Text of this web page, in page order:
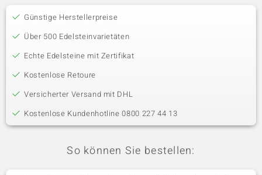
Günstige Herstellerpreise
Über 500 Edelsteinvarietäten
Echte Edelsteine mit Zertifikat
Kostenlose Retoure
Versicherter Versand mit DHL
Kostenlose Kundenhotline 0800 227 44 13
So können Sie bestellen: